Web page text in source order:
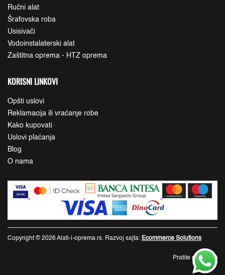
Ručni alat
Šrafovska roba
Usisivači
Vodoinstalaterski alat
Zaštitna oprema - HTZ oprema
KORISNI LINKOVI
Opšti uslovi
Reklamacija ili vraćanje robe
Kako kupovati
Uslovi plaćanja
Blog
O nama
Copyright © 2026 Alati-i-oprema.rs. Razvoj sajta: Ecommerce Solutions
Pratite nas: